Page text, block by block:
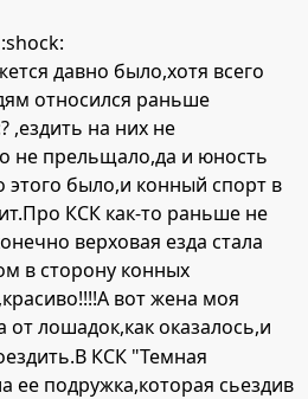
:shock:
давно было,хотя всего
относился раньше
,ездить на них не
не прельщало,да и юность
этого было,и конный спорт в
КСК как-то раньше не
верховая езда стала
в сторону конных
вот жена моя
от лошадок,как оказалось,и
КСК "Темная
ее подружка,которая сьездив